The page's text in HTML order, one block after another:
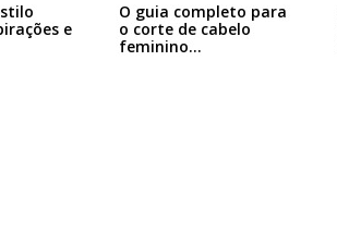
e
O guia completo para
o corte de cabelo
feminino…